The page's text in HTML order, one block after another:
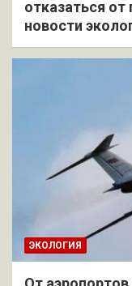
отказаться
новости
ЭКОЛОГИЯ